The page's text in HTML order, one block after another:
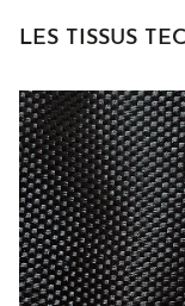
LES TISSUS